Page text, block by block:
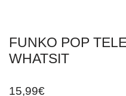
FUNKO POP
WHATSIT
15,99€